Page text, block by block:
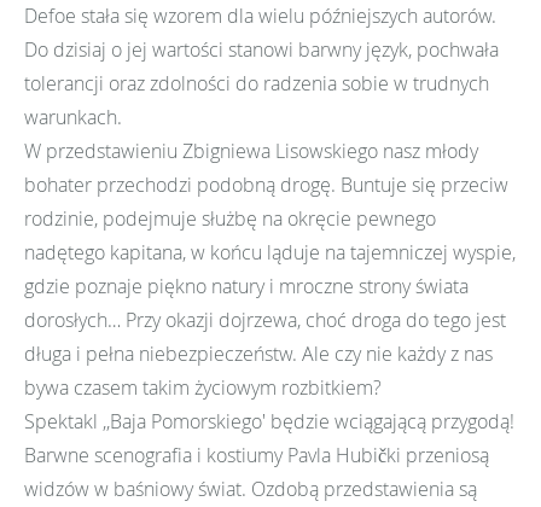
Defoe stała się wzorem dla wielu późniejszych autorów.
Do dzisiaj o jej wartości stanowi barwny język, pochwała
tolerancji oraz zdolności do radzenia sobie w trudnych
warunkach.
W przedstawieniu Zbigniewa Lisowskiego nasz młody
bohater przechodzi podobną drogę. Buntuje się przeciw
rodzinie, podejmuje służbę na okręcie pewnego
nadętego kapitana, w końcu ląduje na tajemniczej wyspie,
gdzie poznaje piękno natury i mroczne strony świata
dorosłych… Przy okazji dojrzewa, choć droga do tego jest
długa i pełna niebezpieczeństw. Ale czy nie każdy z nas
bywa czasem takim życiowym rozbitkiem?
Spektakl ,,Baja Pomorskiego' będzie wciągającą przygodą!
Barwne scenografia i kostiumy Pavla Hubički przeniosą
widzów w baśniowy świat. Ozdobą przedstawienia są